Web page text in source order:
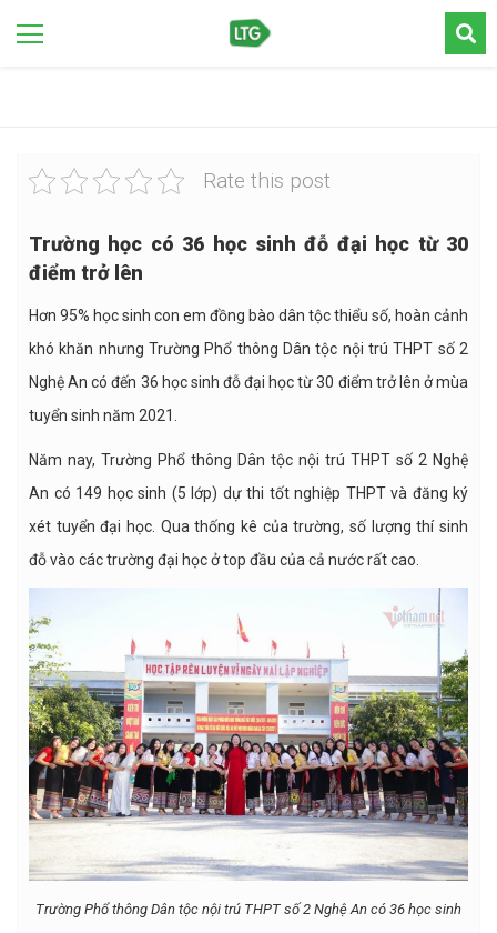
Rate this post
Trường học có 36 học sinh đỗ đại học từ 30
điểm trở lên
Hơn 95% học sinh con em đồng bào dân tộc thiểu số, hoàn cảnh
khó khăn nhưng Trường Phổ thông Dân tộc nội trú THPT số 2
Nghệ An có đến 36 học sinh đỗ đại học từ 30 điểm trở lên ở mùa
tuyển sinh năm 2021.
Năm nay, Trường Phổ thông Dân tộc nội trú THPT số 2 Nghệ
An có 149 học sinh (5 lớp) dự thi tốt nghiệp THPT và đăng ký
xét tuyển đại học. Qua thống kê của trường, số lượng thí sinh
đỗ vào các trường đại học ở top đầu của cả nước rất cao.
Trường Phổ thông Dân tộc nội trú THPT số 2 Nghệ An có 36 học sinh